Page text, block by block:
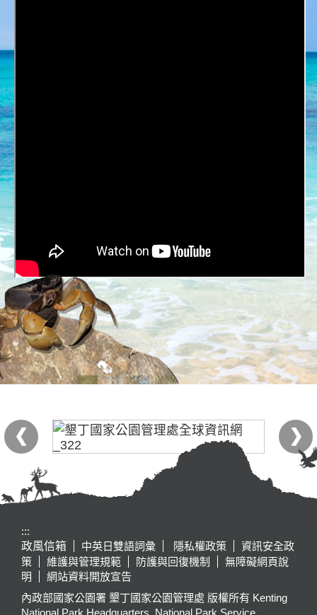
:::
政風信箱
中英日雙語詞彙 隱私權政策
資訊安全政
策
維護與管理規範 防護與回復機制
無障礙網頁說
明
網站資料開放宣告
內政部國家公園署 墾丁國家公園管理處 版權所有 Kenting
National Park Headquarters, National Park Service,